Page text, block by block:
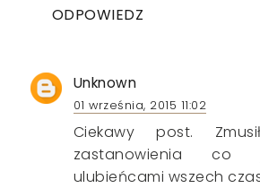
ODPOWIEDZ
Unknown
01 września, 2015 11:02
Ciekawy post.
zastanowienia co
ulubieńcami wszech